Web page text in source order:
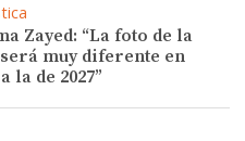
Zayed: “La foto de la
muy diferente en
la de 2027”